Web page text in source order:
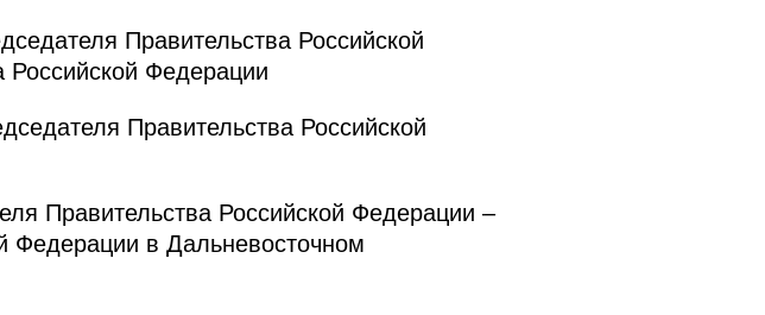
Правительства Российской
Российской Федерации
Правительства Российской
Правительства Российской Федерации –
Федерации в Дальневосточном